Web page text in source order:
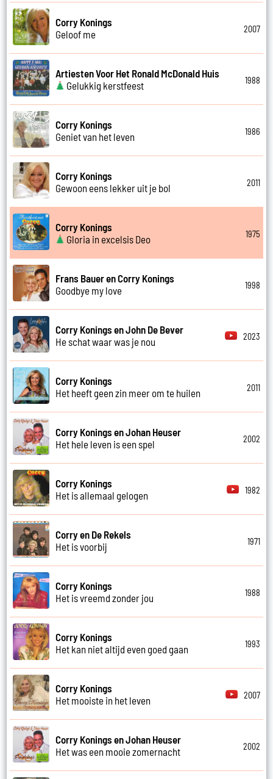
Corry Konings
Geloof me
2007
Artiesten Voor Het Ronald McDonald Huis
Gelukkig kerstfeest
1988
Corry Konings
Geniet van het leven
1986
Corry Konings
Gewoon eens lekker uit je bol
2011
Corry Konings
Gloria in excelsis Deo
1975
Frans Bauer en Corry Konings
Goodbye my love
1998
Corry Konings en John De Bever
He schat waar was je nou
2023
Corry Konings
Het heeft geen zin meer om te huilen
2011
Corry Konings en Johan Heuser
Het hele leven is een spel
2002
Corry Konings
Het is allemaal gelogen
1982
Corry en De Rekels
Het is voorbij
1971
Corry Konings
Het is vreemd zonder jou
1988
Corry Konings
Het kan niet altijd even goed gaan
1993
Corry Konings
Het mooiste in het leven
2007
Corry Konings en Johan Heuser
Het was een mooie zomernacht
2002